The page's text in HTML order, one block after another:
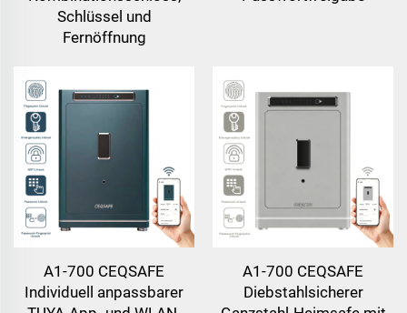
Schlüssel und
Fernöffnung
A1-700 CEQSAFE
Individuell anpassbarer
A1-700 CEQSAFE
Diebstahlsicherer